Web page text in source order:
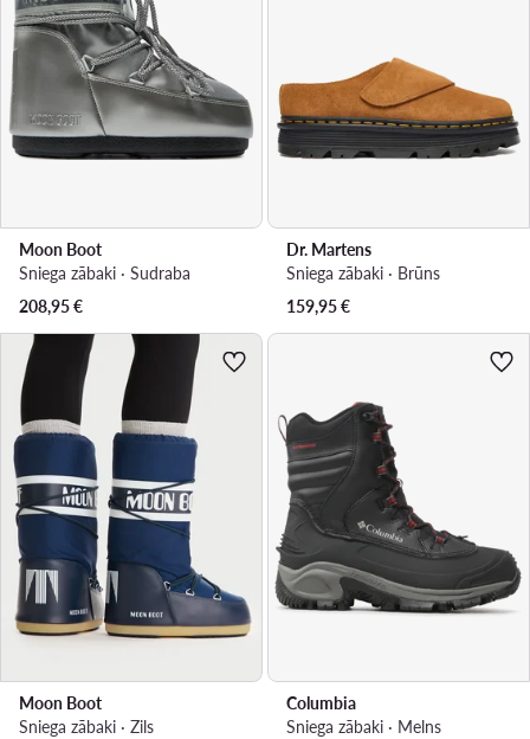
Moon Boot
Sniega zābaki · Sudraba
208,95€
Dr. Martens
Sniega zābaki · Brūns
159,95€
Moon Boot
Sniega zābaki · Zils
Columbia
Sniega zābaki · Melns